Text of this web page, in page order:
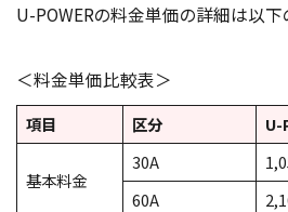
U-POWERの料金単価の詳細は以下
＜料金単価比較表＞
項目 区分 U-
基本料金
30A
60A